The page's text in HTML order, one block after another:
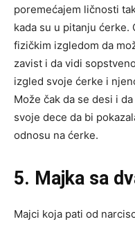
poremećajem ličnosti
kada su u pitanju ćerke.
fizičkim izgledom da
zavist i da vidi
izgled svoje ćerke i
Može čak da se desi i
svoje dece da bi
odnosu na ćerke.
5. Majka sa
Majci koja pati od